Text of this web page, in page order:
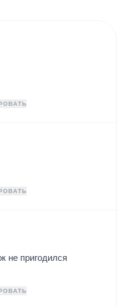
не пригодился